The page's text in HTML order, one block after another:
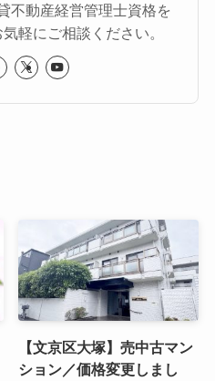
不動産経営管理士資格を
軽にご相談ください。
【文京区大塚】売中古マン
ション／価格変更しまし